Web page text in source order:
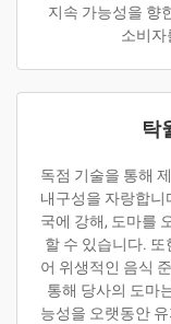
지속 가능성을 향
소비자
탁
독점 기술을 통해
내구성을 자랑합니
국에 강해, 도마를
할 수 있습니다.
어 위생적인 음식
통해 당사의 도마
능성을 오랫동안